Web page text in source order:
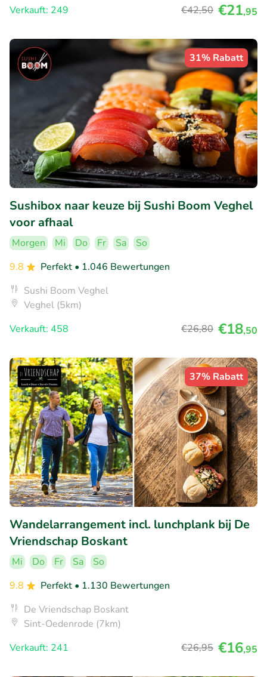
Verkauft: 249
€42,50 €21,95
31% Rabatt
Sushibox naar keuze bij Sushi Boom Veghel
voor afhaal
Morgen Mi Do Fr Sa
So
9.8
Perfekt • 1.046 Bewertungen
Sushi Boom Veghel
Veghel (5km)
Verkauft: 458
€26,80 €18,50
37% Rabatt
Wandelarrangement incl. lunchplank bij De
Vriendschap Boskant
Mi Do Fr Sa
So
9.8
Perfekt • 1.130 Bewertungen
De Vriendschap Boskant
Sint-Oedenrode (7km)
Verkauft: 241
€26,95 €16,95